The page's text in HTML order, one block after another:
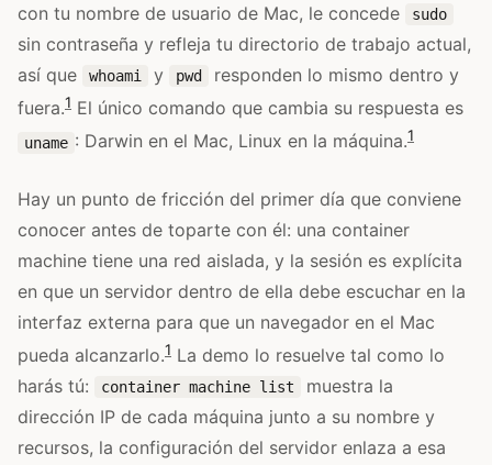
con tu nombre de usuario de Mac, le concede
sudo
sin contraseña y refleja tu directorio de trabajo actual,
así que
whoami y pwd
responden lo mismo dentro y
fuera.1 El único comando que cambia su respuesta es
uname : Darwin en el Mac, Linux en la máquina.1
Hay un punto de fricción del primer día que conviene
conocer antes de toparte con él: una container
machine tiene una red aislada, y la sesión es explícita
en que un servidor dentro de ella debe escuchar en la
interfaz externa para que un navegador en el Mac
pueda alcanzarlo.1 La demo lo resuelve tal como lo
harás tú:
container machine list
muestra la
dirección IP de cada máquina junto a su nombre y
recursos, la configuración del servidor enlaza a esa